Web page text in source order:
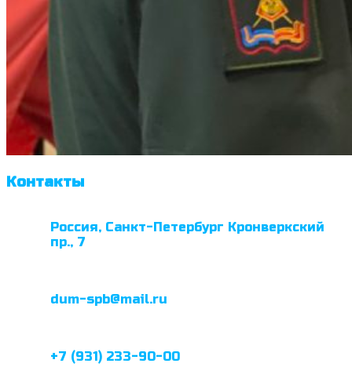
Контакты
Россия, Санкт-Петербург Кронверкский
пр., 7
dum-spb@mail.ru
+7 (931) 233-90-00